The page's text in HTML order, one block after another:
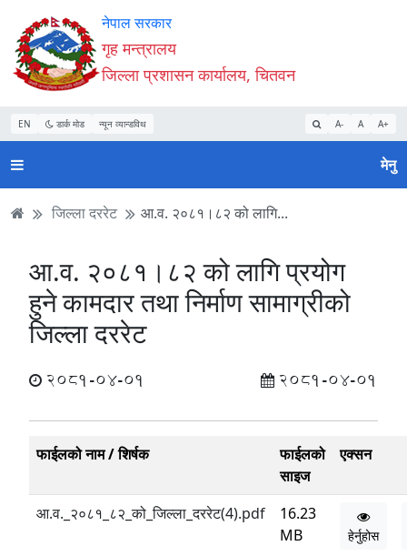
Accessibility
Mode
सुरु
गर्नुहोस्
सामाग्री
पढ्नुहाेस्
नेभिगेसन
पढ्नुहाेस्
वेबसाइट
खोजमा
जानुहोस्
नेपाल सरकार
गृह मन्त्रालय
जिल्ला प्रशासन कार्यालय, चितवन
EN डार्क मोड न्यून व्यान्डविथ A- A A+
मेनु
जिल्ला दररेट आ.व. २०८१।८२ को लागि...
आ.व. २०८१।८२ को लागि प्रयोग
हुने कामदार तथा निर्माण सामाग्रीको
जिल्ला दररेट
2081-04-01 2081-04-01
फाईलको नाम / शिर्षक
फाईलको
साइज
एक्सन
आ.व._२०८१_८२_को_जिल्ला_दररेट(4).pdf
16.23
MB
हेर्नुहोस